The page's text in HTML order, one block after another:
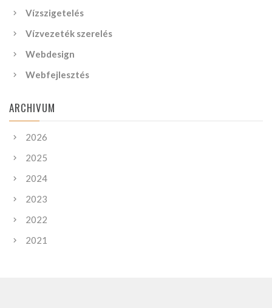
Vízszigetelés
Vízvezeték szerelés
Webdesign
Webfejlesztés
ARCHIVUM
2026
2025
2024
2023
2022
2021